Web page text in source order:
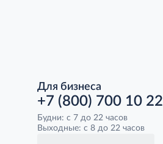
Для бизнеса
+7 (800) 700 10 22
Будни: с 7 до 22 часов
Выходные: с 8 до 22 часов